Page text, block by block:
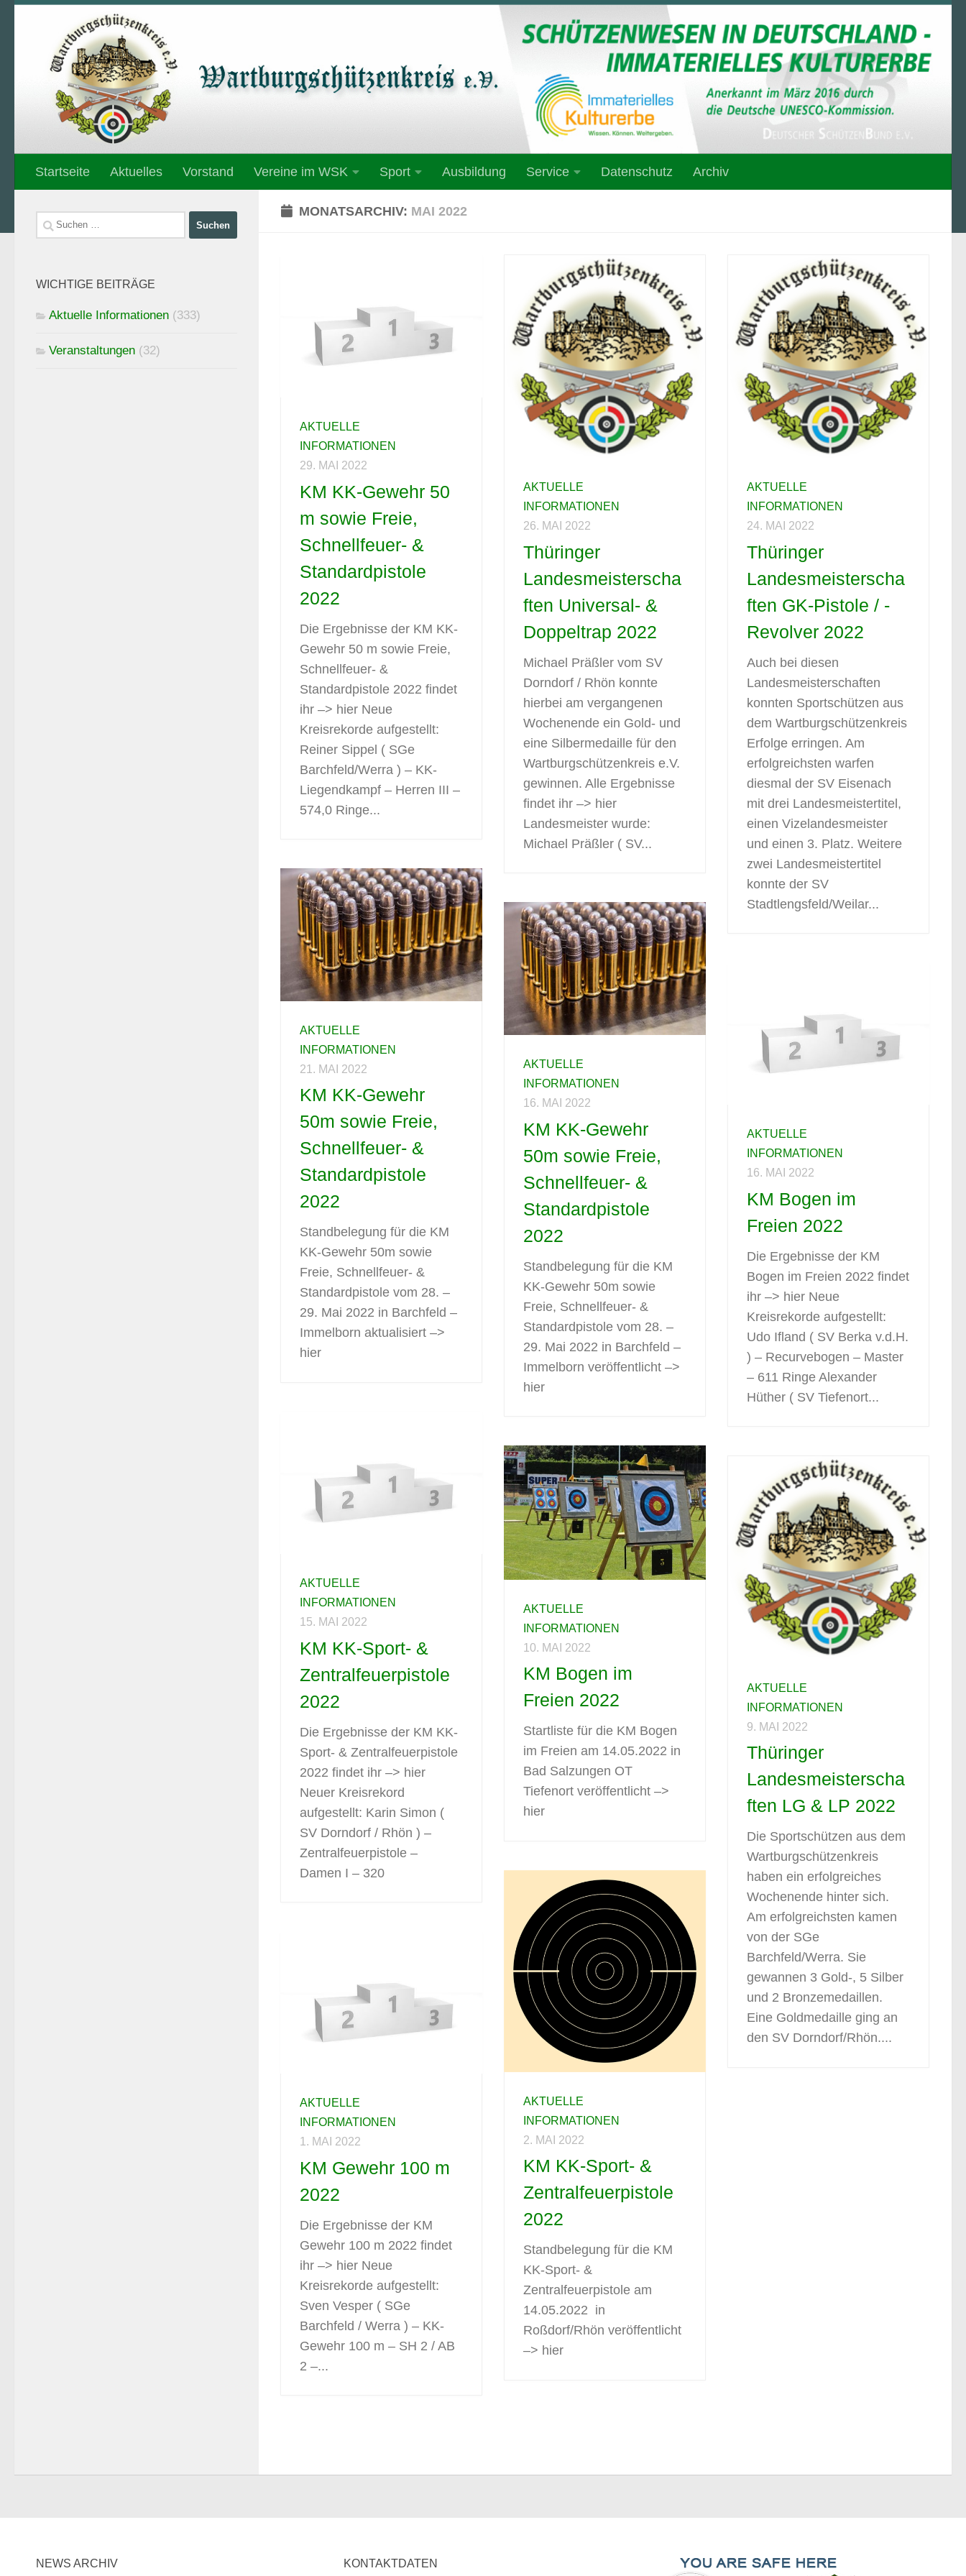
Unter dem Inhalt
Startseite Aktuelles Vorstand Vereine im WSK Sport Ausbildung Service Datenschutz Archiv
MONATSARCHIV: MAI 2022
AKTUELLE
INFORMATIONEN
29. MAI 2022
KM KK-Gewehr 50
m sowie Freie,
Schnellfeuer- &
Standardpistole
2022
Die Ergebnisse der KM KK-
Gewehr 50 m sowie Freie,
Schnellfeuer- &
Standardpistole 2022 findet
ihr –> hier Neue
Kreisrekorde aufgestellt:
Reiner Sippel ( SGe
Barchfeld/Werra ) – KK-
Liegendkampf – Herren III –
574,0 Ringe...
AKTUELLE
INFORMATIONEN
26. MAI 2022
Thüringer
Landesmeisterscha
ften Universal- &
Doppeltrap 2022
Michael Präßler vom SV
Dorndorf / Rhön konnte
hierbei am vergangenen
Wochenende ein Gold- und
eine Silbermedaille für den
Wartburgschützenkreis e.V.
gewinnen. Alle Ergebnisse
findet ihr –> hier
Landesmeister wurde:
Michael Präßler ( SV...
AKTUELLE
INFORMATIONEN
24. MAI 2022
Thüringer
Landesmeisterscha
ften GK-Pistole / -
Revolver 2022
Auch bei diesen
Landesmeisterschaften
konnten Sportschützen aus
dem Wartburgschützenkreis
Erfolge erringen. Am
erfolgreichsten warfen
diesmal der SV Eisenach
mit drei Landesmeistertitel,
einen Vizelandesmeister
und einen 3. Platz. Weitere
zwei Landesmeistertitel
konnte der SV
Stadtlengsfeld/Weilar...
AKTUELLE
INFORMATIONEN
21. MAI 2022
KM KK-Gewehr
50m sowie Freie,
Schnellfeuer- &
Standardpistole
2022
Standbelegung für die KM
KK-Gewehr 50m sowie
Freie, Schnellfeuer- &
Standardpistole vom 28. –
29. Mai 2022 in Barchfeld –
Immelborn aktualisiert –>
hier
AKTUELLE
INFORMATIONEN
16. MAI 2022
KM KK-Gewehr
50m sowie Freie,
Schnellfeuer- &
Standardpistole
2022
Standbelegung für die KM
KK-Gewehr 50m sowie
Freie, Schnellfeuer- &
Standardpistole vom 28. –
29. Mai 2022 in Barchfeld –
Immelborn veröffentlicht –>
hier
AKTUELLE
INFORMATIONEN
16. MAI 2022
KM Bogen im
Freien 2022
Die Ergebnisse der KM
Bogen im Freien 2022 findet
ihr –> hier Neue
Kreisrekorde aufgestellt:
Udo Ifland ( SV Berka v.d.H.
) – Recurvebogen – Master
– 611 Ringe Alexander
Hüther ( SV Tiefenort...
AKTUELLE
INFORMATIONEN
15. MAI 2022
KM KK-Sport- &
Zentralfeuerpistole
2022
Die Ergebnisse der KM KK-
Sport- & Zentralfeuerpistole
2022 findet ihr –> hier
Neuer Kreisrekord
aufgestellt: Karin Simon (
SV Dorndorf / Rhön ) –
Zentralfeuerpistole –
Damen I – 320
AKTUELLE
INFORMATIONEN
10. MAI 2022
KM Bogen im
Freien 2022
Startliste für die KM Bogen
im Freien am 14.05.2022 in
Bad Salzungen OT
Tiefenort veröffentlicht –>
hier
AKTUELLE
INFORMATIONEN
9. MAI 2022
Thüringer
Landesmeisterscha
ften LG & LP 2022
Die Sportschützen aus dem
Wartburgschützenkreis
haben ein erfolgreiches
Wochenende hinter sich.
Am erfolgreichsten kamen
von der SGe
Barchfeld/Werra. Sie
gewannen 3 Gold-, 5 Silber
und 2 Bronzemedaillen.
Eine Goldmedaille ging an
den SV Dorndorf/Rhön....
AKTUELLE
INFORMATIONEN
2. MAI 2022
KM KK-Sport- &
Zentralfeuerpistole
2022
Standbelegung für die KM
KK-Sport- &
Zentralfeuerpistole am
14.05.2022 in
Roßdorf/Rhön veröffentlicht
–> hier
AKTUELLE
INFORMATIONEN
1. MAI 2022
KM Gewehr 100 m
2022
Die Ergebnisse der KM
Gewehr 100 m 2022 findet
ihr –> hier Neue
Kreisrekorde aufgestellt:
Sven Vesper ( SGe
Barchfeld / Werra ) – KK-
Gewehr 100 m – SH 2 / AB
2 –...
Suchen
nach:
WICHTIGE BEITRÄGE
Aktuelle Informationen (333)
Veranstaltungen (32)
NEWS ARCHIV KONTAKTDATEN